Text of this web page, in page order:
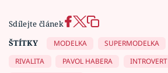
Sdílejte článek
ŠTÍTKY
MODELKA SUPERMODELKA
RIVALITA
PAVOL HABERA
INTROVERT